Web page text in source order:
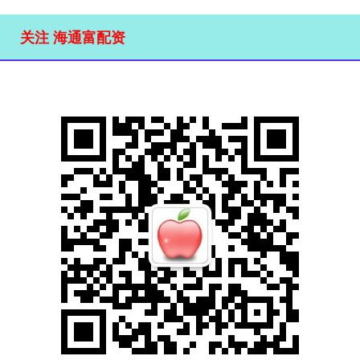
关注 海通富配资